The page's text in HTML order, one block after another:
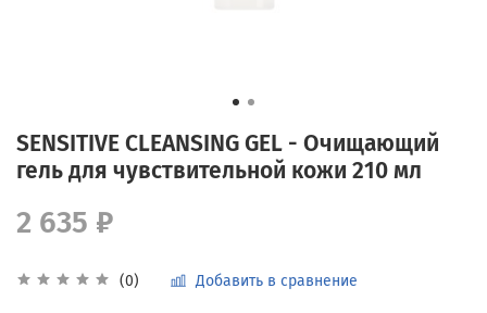
SENSITIVE CLEANSING GEL - Очищающий
гель для чувствительной кожи 210 мл
(0) Добавить в сравнение
2 635 ₽